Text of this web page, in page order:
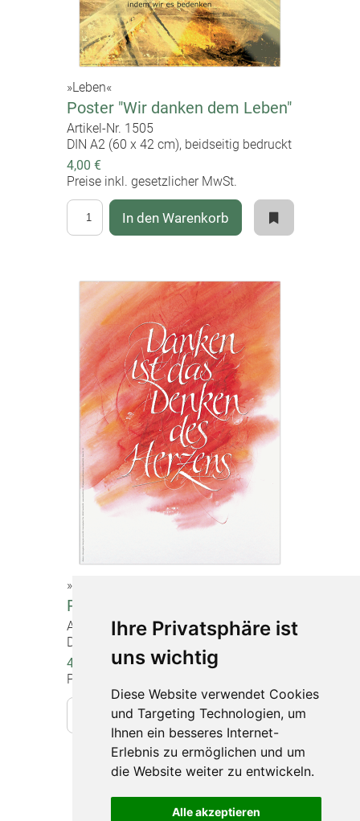
Ihre Privatsphäre ist
uns wichtig
Diese Website verwendet Cookies
und Targeting Technologien, um
Ihnen ein besseres Internet-
Erlebnis zu ermöglichen und um
die Website weiter zu entwickeln.
Alle akzeptieren
»Leben«
Poster "Wir danken dem Leben"
Artikel-Nr. 1505
DIN A2 (60 x 42 cm), beidseitig bedruckt
4,00 €
Preise inkl. gesetzlicher MwSt.
In den Warenkorb
»Schöpfung«
Poster "Danken"
Artikel-Nr. 1112
DIN A2 (60 x 42 cm), beidseitig bedruckt
4,00 €
Preise inkl. gesetzlicher MwSt.
In den Warenkorb
Datenschutz